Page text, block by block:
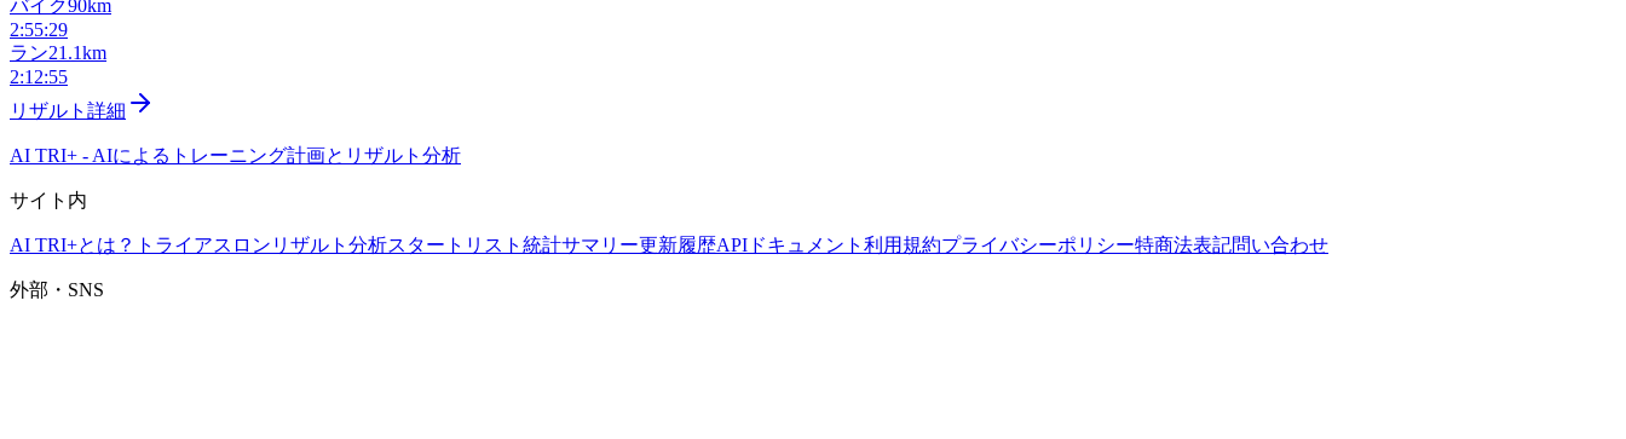
バイク90km
2:55:29
ラン21.1km
2:12:55
リザルト詳細
AI TRI+ - AIによるトレーニング計画とリザルト分析
サイト内
AI TRI+とは？ トライアスロンリザルト分析スタートリスト 統計サマリー更新履歴APIドキュメント 利用規約プライバシーポリシー特商法表記問い合わせ
外部・SNS